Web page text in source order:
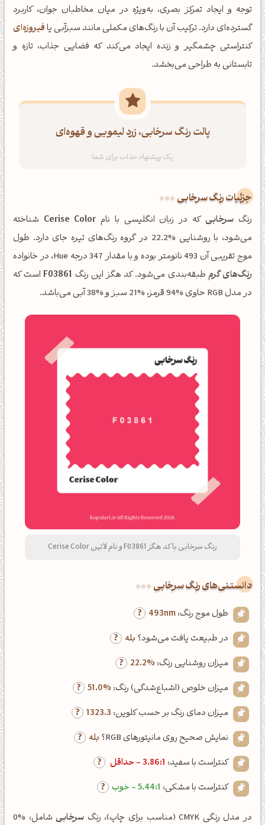
توجه و ایجاد تمرکز بصری، به‌ویژه در میان مخاطبان جوان، کاربرد
گسترده‌ای دارد. ترکیب آن با رنگ‌های مکملی مانند سبزآبی یافیروزه‌ای
کنتراستی چشمگیر و زنده ایجاد می‌کند که فضایی جذاب، تازه و
تابستانی به طراحی می‌بخشد.
پالت رنگ سرخابی، زرد لیمویی و قهوه‌ای
جزئیات رنگ سرخابی
رنگ سرخابیکه در زبان انگلیسی با نامCerise Color شناخته
می‌شود، با روشنایی %22.2 در گروه رنگ‌های تیره جای دارد. طول
موج تقریبی آن 493 نانومتر بوده و با مقدار 347 درجه Hue، در خانواده
رنگ‌های گرم طبقه‌بندی می‌شود. کد هگز این رنگ F03861است که
در مدل RGB حاوی %94 قرمز، %21 سبز و %38 آبی می‌باشد.
رنگ سرخابی با کد هگز F03861 و نام لاتین Cerise Color
دانستنی‌های رنگ سرخابی
طول موج رنگ:493nm
در طبیعت یافت می‌شود؟ بله
میزان روشنایی رنگ: 22.2%
میزان خلوص (اشباع‌شدگی) رنگ: 51.0%
میزان دمای رنگ بر حسب کلوین: 1323.3
نمایش صحیح روی مانیتورهای RGB؟
بله
کنتراست با سفید: 3.86:1 - حداقل
کنتراست با مشکی: 5.44:1 - خوب
در مدل رنگی CMYK (مناسب برای چاپ)، رنگ سرخابی شامل: %0